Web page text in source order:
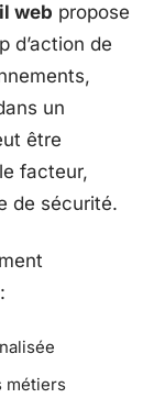
web propose
d’action de
un
être
facteur,
de sécurité.
métiers